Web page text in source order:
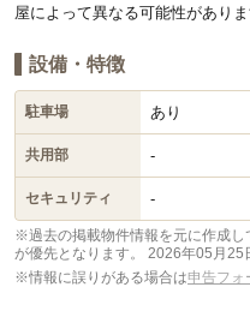
屋によって異なる可能性がありま
設備・特徴
駐車場 あり
共用部 -
セキュリティ -
※過去の掲載物件情報を元に作成し
が優先となります。 2026年05月25
※情報に誤りがある場合は申告フォ